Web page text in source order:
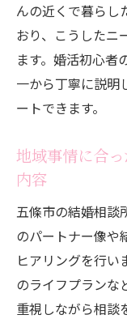
んの近くで暮らし
おり、こうしたニ
ます。婚活初心者
一から丁寧に説明
ートできます。
地域事情に合
内容
五條市の結婚相談
のパートナー像や
ヒアリングを行い
のライフプランな
重視しながら相談